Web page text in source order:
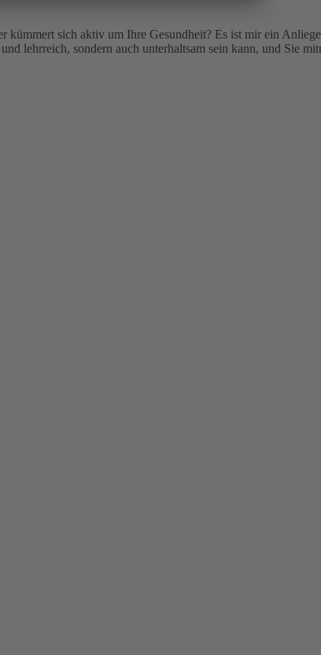
sich aktiv um Ihre Gesundheit? Es ist mir ein
lehrreich, sondern auch unterhaltsam sein kann, und Sie